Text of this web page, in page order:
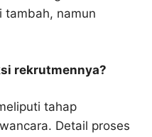
tambah, namun
rekrutmennya?
tahap
Detail proses